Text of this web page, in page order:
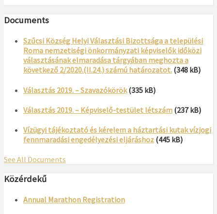
Documents
Szűcsi Község Helyi Választási Bizottsága a települési
Roma nemzetiségi önkormányzati képviselők időközi
választásának elmaradása tárgyában meghozta a
következő 2/2020.(II.24.) számú határozatot. (348 kB)
Választás 2019. – Szavazókörök (335 kB)
Választás 2019. – Képviselő-testület létszám (237 kB)
Vízügyi tájékoztató és kérelem a háztartási kutak vízjogi
fennmaradási engedélyezési eljáráshoz (445 kB)
See All Documents
Közérdekű
Annual Marathon Registration